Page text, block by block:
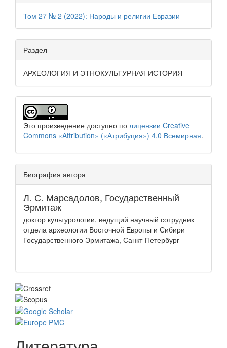
Том 27 № 2 (2022): Народы и религии Евразии
Раздел
АРХЕОЛОГИЯ И ЭТНОКУЛЬТУРНАЯ ИСТОРИЯ
Это произведение доступно по лицензии Creative
Commons «Attribution» («Атрибуция») 4.0 Всемирная.
Биография автора
Л. С. Марсадолов, Государственный
Эрмитаж
доктор культурологии, ведущий научный сотрудник
отдела археологии Восточной Европы и Сибири
Государственного Эрмитажа, Санкт-Петербург